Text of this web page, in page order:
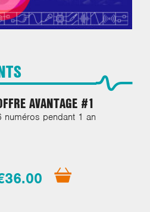
AVANTAGE #1
numéros pendant 1 an